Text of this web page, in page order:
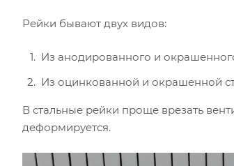
Рейки бывают двух видов:
Из анодированного и
Из оцинкованной и окрашенной
В стальные рейки проще врезать
деформируется.